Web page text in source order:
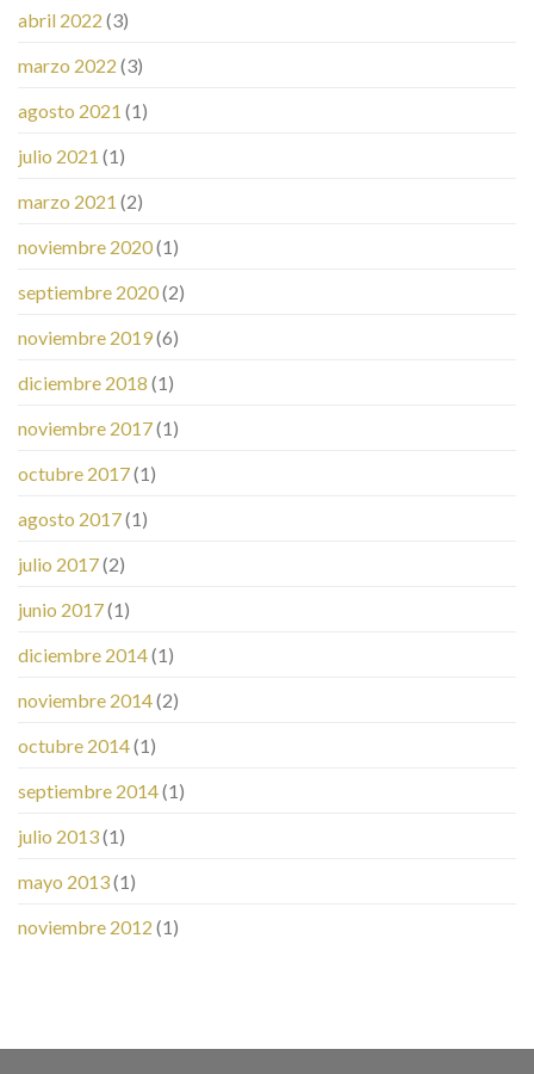
abril 2022 (3)
marzo 2022 (3)
agosto 2021 (1)
julio 2021 (1)
marzo 2021 (2)
noviembre 2020(1)
septiembre 2020(2)
noviembre 2019(6)
diciembre 2018 (1)
noviembre 2017(1)
octubre 2017(1)
agosto 2017(1)
julio 2017(2)
junio 2017(1)
diciembre 2014(1)
noviembre 2014(2)
octubre 2014(1)
septiembre 2014(1)
julio 2013(1)
mayo 2013(1)
noviembre 2012 (1)